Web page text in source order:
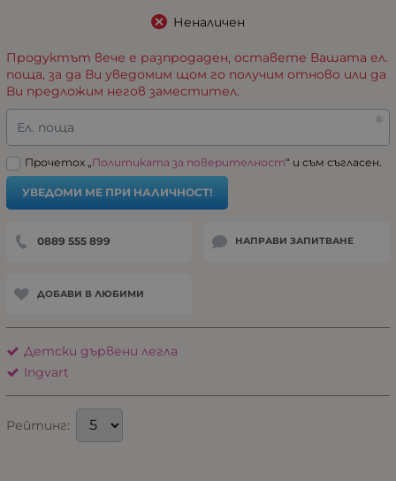
Неналичен
Продуктът вече е разпродаден, оставете Вашата ел.
поща, за да Ви уведомим щом го получим отново или да
Ви предложим негов заместител.
Ел. поща
Прочетох „ Политиката за поверителност“ и съм съгласен.
УВЕДОМИ МЕ ПРИ НАЛИЧНОСТ!
0889 555 899 НАПРАВИ ЗАПИТВАНЕ
ДОБАВИ В ЛЮБИМИ
Детски дървени легла
Ingvart
Рейтинг: